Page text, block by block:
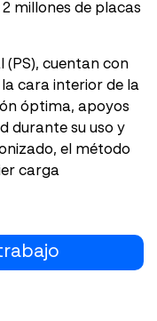
millones de placas
(PS), cuentan con
cara interior de la
óptima, apoyos
durante su uso y
el método
carga